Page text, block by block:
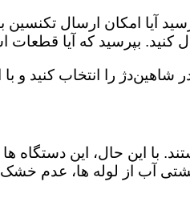
آیا امکان ارسال تکنسین
که آیا قطعات
را انتخاب کنید و
با این حال، این
آب از لوله ها، عدم